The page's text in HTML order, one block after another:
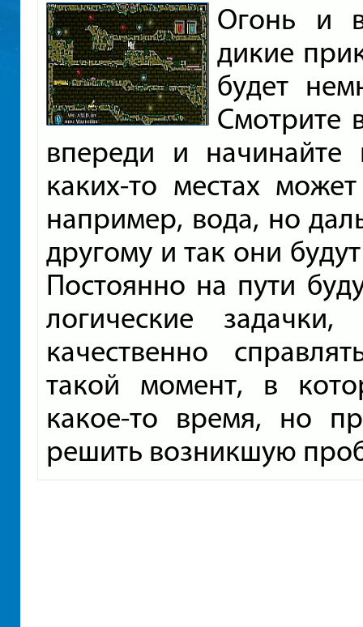
Огонь и
дикие
будет
Смотрите
впереди и начинайте
каких-то местах
например, вода, но
другому и так они
Постоянно на пути
логические
качественно
такой момент, в
какое-то время, но
решить возникшую